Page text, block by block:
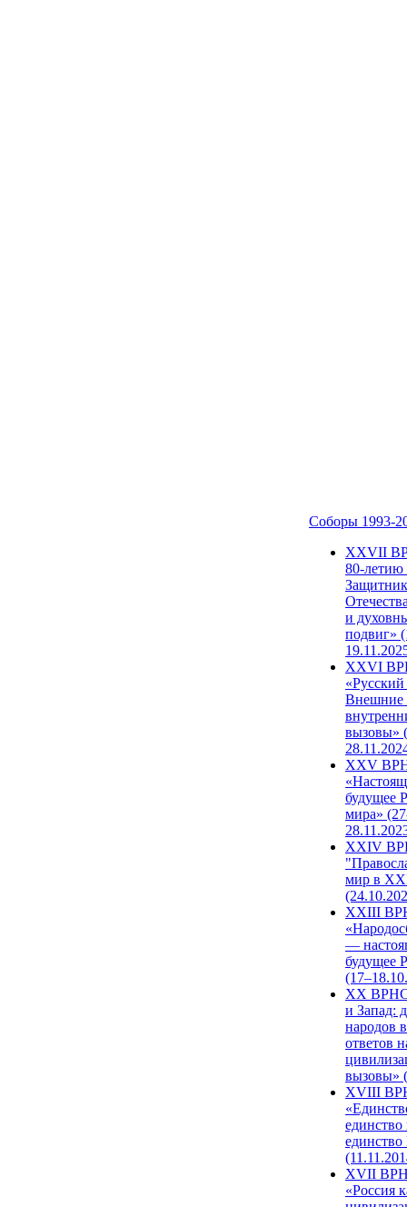
Соборы 1993-
ХХVII
80-
и
подвиг»
XXVI
Внешние
вызовы»
XXV
будущее
мира»
XXIV
мир в
XXIII
—
будущее
XX ВРНС
и Запад:
народов
ответов
вызовы»
XVIII
единство
единство
XVII
«Россия